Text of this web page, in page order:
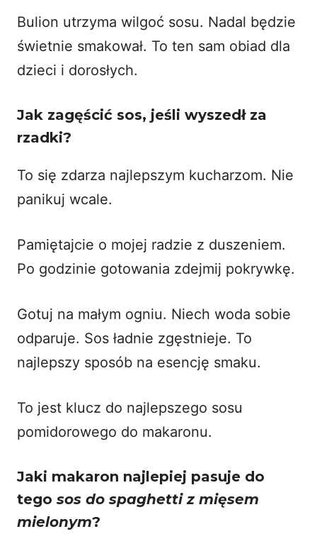
Bulion utrzyma wilgoć sosu. Nadal będzie
świetnie smakował. To ten sam obiad dla
dzieci i dorosłych.
Jak zagęścić sos, jeśli wyszedł za
rzadki?
To się zdarza najlepszym kucharzom. Nie
panikuj wcale.
Pamiętajcie o mojej radzie z duszeniem.
Po godzinie gotowania zdejmij pokrywkę.
Gotuj na małym ogniu. Niech woda sobie
odparuje. Sos ładnie zgęstnieje. To
najlepszy sposób na esencję smaku.
To jest klucz do najlepszego sosu
pomidorowego do makaronu.
Jaki makaron najlepiej pasuje do
tegosos do spaghetti z mięsem
mielonym?